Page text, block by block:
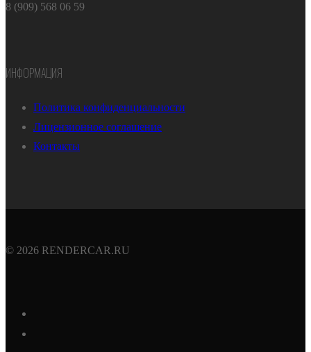
8 (909) 568 06 59
ИНФОРМАЦИЯ
Политика конфиденциальности
Лицензионное соглашение
Контакты
© 2026 RENDERCAR.RU